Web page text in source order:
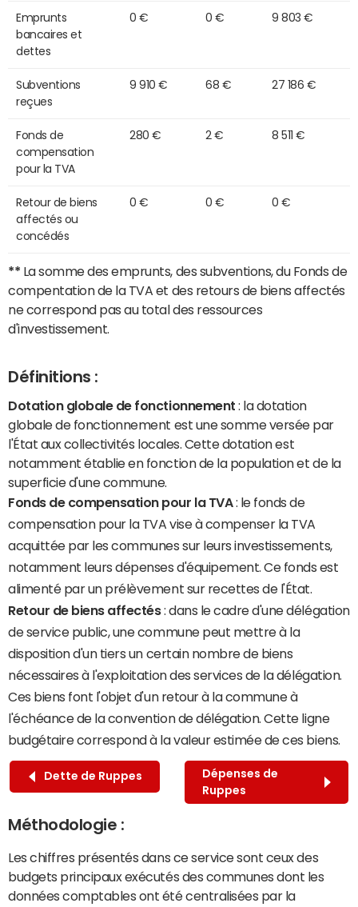
Emprunts
bancaires et
dettes
0 € 0 € 9 803 €
Subventions
reçues
9 910 € 68 € 27 186 €
Fonds de
compensation
pour la TVA
280 € 2 € 8 511 €
Retour de biens
affectés ou
concédés
0 € 0 € 0 €
** La somme des emprunts, des subventions, du Fonds de
compentation de la TVA et des retours de biens affectés
ne correspond pas au total des ressources
d'investissement.
Définitions :
Dotation globale de fonctionnement : la dotation
globale de fonctionnement est une somme versée par
l'État aux collectivités locales. Cette dotation est
notamment établie en fonction de la population et de la
superficie d'une commune.
Fonds de compensation pour la TVA: le fonds de
compensation pour la TVA vise à compenser la TVA
acquittée par les communes sur leurs investissements,
notamment leurs dépenses d'équipement. Ce fonds est
alimenté par un prélèvement sur recettes de l'État.
Retour de biens affectés: dans le cadre d'une délégation
de service public, une commune peut mettre à la
disposition d'un tiers un certain nombre de biens
nécessaires à l'exploitation des services de la délégation.
Ces biens font l'objet d'un retour à la commune à
l'échéance de la convention de délégation. Cette ligne
budgétaire correspond à la valeur estimée de ces biens.
Dette de Ruppes
Dépenses de
Ruppes
Méthodologie :
Les chiffres présentés dans ce service sont ceux des
budgets principaux exécutés des communes dont les
données comptables ont été centralisées par la